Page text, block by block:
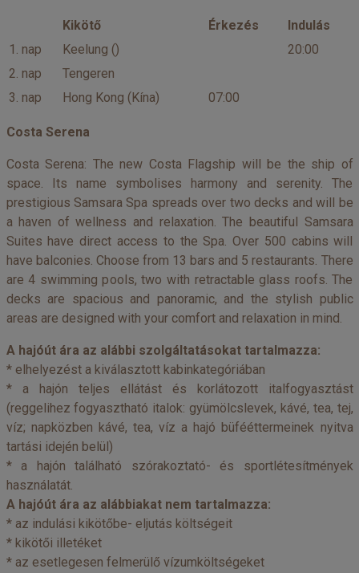
Kikötő Érkezés
Indulás
1. nap
Keelung ()
20:00
2. nap
Tengeren
3. nap
Hong Kong (Kína) 07:00
Costa Serena
Costa Serena: The new Costa Flagship will be the ship of
space. Its name symbolises harmony and serenity. The
prestigious Samsara Spa spreads over two decks and will be
a haven of wellness and relaxation. The beautiful Samsara
Suites have direct access to the Spa. Over 500 cabins will
have balconies. Choose from 13 bars and 5 restaurants. There
are 4 swimming pools, two with retractable glass roofs. The
decks are spacious and panoramic, and the stylish public
areas are designed with your comfort and relaxation in mind.
A hajóút ára az alábbi szolgáltatásokat tartalmazza:
* elhelyezést a kiválasztott kabinkategóriában
* a hajón teljes ellátást és korlátozott italfogyasztást
(reggelihez fogyasztható italok: gyümölcslevek, kávé, tea, tej,
víz; napközben kávé, tea, víz a hajó büfééttermeinek nyitva
tartási idején belül)
* a hajón található szórakoztató- és sportlétesítmények
használatát.
A hajóút ára az alábbiakat nem tartalmazza:
* az indulási kikötőbe- eljutás költségeit
* kikötői illetéket
* az esetlegesen felmerülő vízumköltségeket